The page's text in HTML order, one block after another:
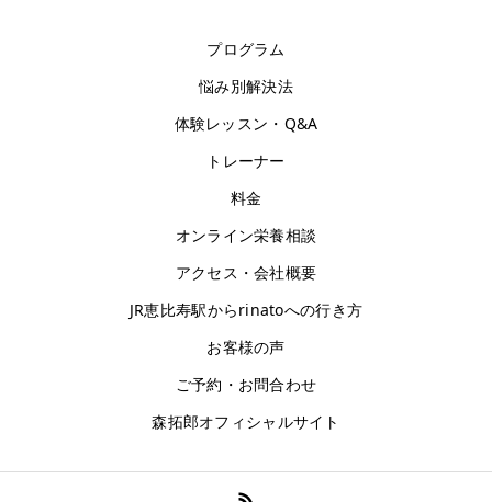
プログラム
悩み別解決法
体験レッスン・Q&A
トレーナー
料金
オンライン栄養相談
アクセス・会社概要
JR恵比寿駅からrinatoへの行き方
お客様の声
ご予約・お問合わせ
森拓郎オフィシャルサイト